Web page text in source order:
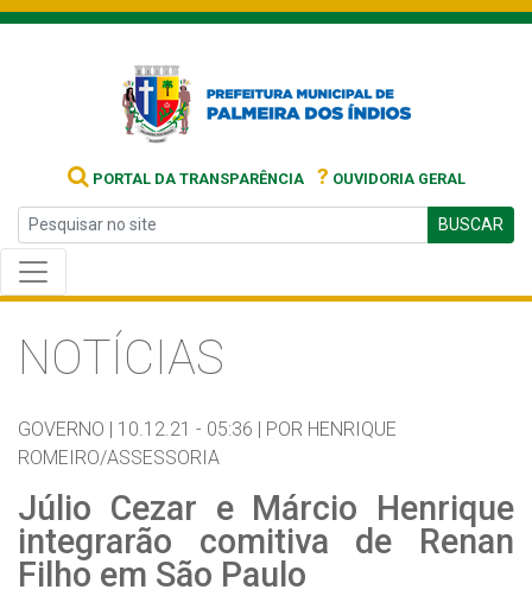
PORTAL DA TRANSPARÊNCIA ? OUVIDORIA GERAL
BUSCAR
NOTÍCIAS
GOVERNO | 10.12.21 - 05:36 | POR HENRIQUE
ROMEIRO/ASSESSORIA
Júlio Cezar e Márcio Henrique
integrarão comitiva de Renan
Filho em São Paulo